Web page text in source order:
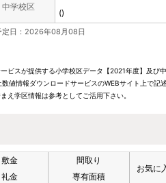
中学校区
()
定日：2026年08月08日
ビスが提供する小学校区データ【2021年度】及び
値情報ダウンロードサービスのWEBサイト上で記
え学区情報は参考としてご活用下さい。
敷金
礼金
間取り
専有面積
お気に